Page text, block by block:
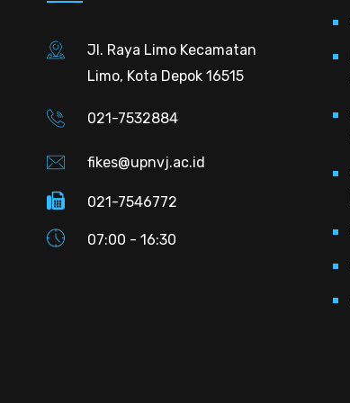
Jl. Raya Limo Kecamatan
Limo, Kota Depok 16515
021-7532884
fikes@upnvj.ac.id
021-7546772
07:00 - 16:30